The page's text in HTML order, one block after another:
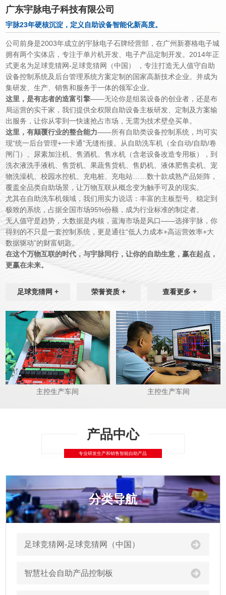
广东宇脉电子科技有限公司
宇脉23年硬核沉淀，定义自助设备智能化新高度。
公司前身是2003年成立的宇脉电子石牌经营部，在广州新赛格电子城
拥有两个实体店，专注于单片机开发、电子产品定制开发。 2014年正
式更名为足球竞猜网-足球竞猜网（中国） ，专注打造无人值守自助
设备控制系统及后台管理系统方案定制的国家高新技术企业。并成为
集研发、生产、销售和服务于一体的领军企业。
这里，是有志者的造富引擎——无论你是组装设备的创业者，还是布
局运营的实干家，我们提供全权限自助设备主板研发、定制及方案输
出服务，让你从零到一快速抢占市场，无需为技术壁垒买单。
这里，有颠覆行业的整合能力——所有自助类设备控制系统，均可实
现“统一后台管理+一卡通”无缝衔接。从自助洗车机（全自动/自助/卷
闸门）、尿素加注机、售酒机、售水机（含老设备改造专用板），到
洗衣液洗手液机、售货机、果蔬售货机、售奶机、液体肥售卖机 、宠
物洗澡机、校园水控机、充电桩、充电站……数十款成熟产品矩阵，
覆盖全品类自助场景，让万物互联从概念变为触手可及的现实。
尤其在自助洗车机领域，我们用实力说话：丰富的主板型号、稳定到
极致的系统，占据全国市场95%份额，成为行业标准的制定者。
无人值守是趋势，大数据是内核，蓝海市场是风口——选择宇脉，你
得到的不只是一套控制系统，更是通往“低人力成本+高运营效率+大
数据驱动”的财富钥匙。
在这个万物互联的时代，与宇脉同行，让你的自助生意，赢在起点，
更赢在未来。
足球竞猜网 + 荣誉资质 + 查看更多 +
主控生产车间 主控生产车间
分类导航
足球竞猜网-足球竞猜网（中国）
智慧社会自助产品控制板